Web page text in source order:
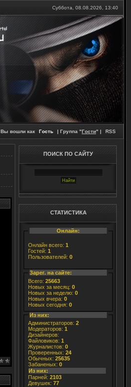
Суббота, 08.08.2026, 13:40
Вы вошли как Гость | Группа "Гости" | RSS
ПОИСК ПО САЙТУ
СТАТИСТИКА
Онлайн:
Онлайн всего: 1
Гостей: 1
Пользователей: 0
Зарег. на сайте:
Всего: 25663
Новых за месяц: 0
Новых за неделю: 0
Новых вчера: 0
Новых сегодня: 0
Из них:
Администраторов: 2
Модераторов: 1
Дизайнеров:
Файловиков: 1
Журналистов: 0
Проверенных: 24
Обычных: 25635
Забаненых: 0
Из них:
Парней: 2103
Девушек: 77